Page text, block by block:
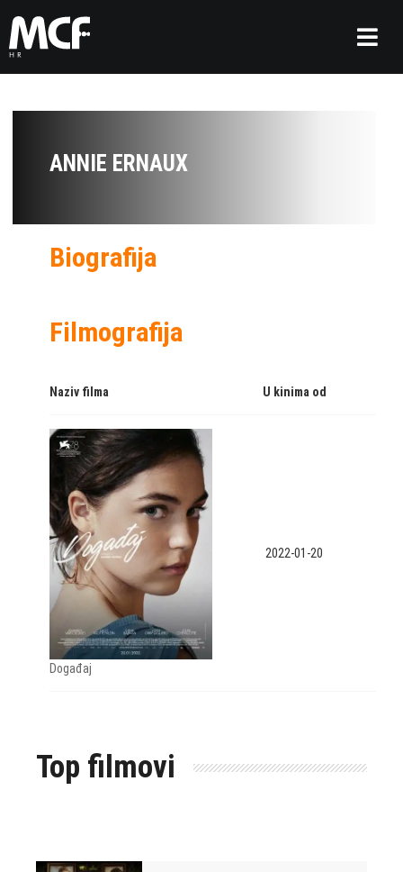
ANNIE ERNAUX
Biografija
Filmografija
Naziv filma U kinima od
Događaj
2022-01-20
Top filmovi